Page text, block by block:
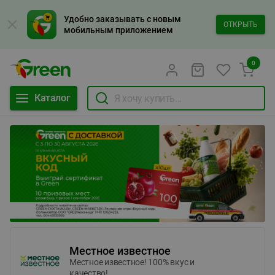
Удобно заказывать с новым
мобильным приложением
ОТКРЫТЬ
Каталог
0
Местное известное
Местное известное! 100% вкус и